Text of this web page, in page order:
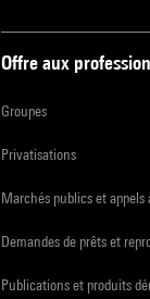
Offre aux
Groupes
Privatisations
Marchés publics et
Demandes de prêts et
Publications et produits